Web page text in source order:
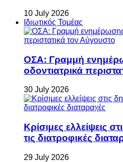
10 July 2026
Ιδιωτικός Τομέας
ΟΣΑ: Γραμμή
οδοντιατρικά
30 July 2026
Κρίσιμες ελλείψεις
τις διατροφικές
29 July 2026